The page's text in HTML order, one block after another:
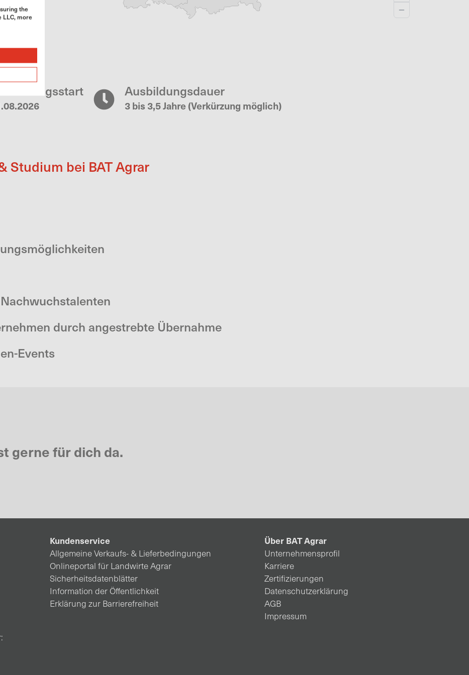
Ausbildungsdauer
3 bis 3,5 Jahre (Verkürzung möglich)
Studium bei BAT Agrar
durch angestrebte Übernahme
Events
gerne für dich da.
Kundenservice
Allgemeine Verkaufs- & Lieferbedingungen
Onlineportal für Landwirte Agrar
Sicherheitsdatenblätter
Information der Öffentlichkeit
Erklärung zur Barrierefreiheit
Über BAT Agrar
Unternehmensprofil
Karriere
Zertifizierungen
Datenschutzerklärung
AGB
Impressum
the
LLC, more